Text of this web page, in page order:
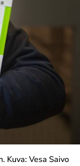
Kuva: Vesa Saivo